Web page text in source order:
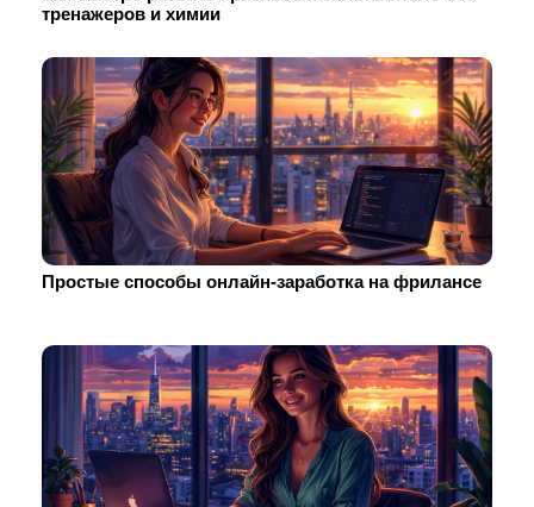
тренажеров и химии
Простые способы онлайн-заработка на фрилансе